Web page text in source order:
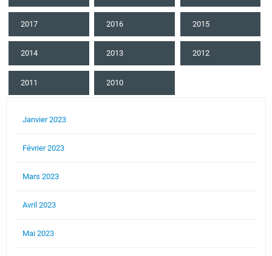
2017 2016 2015
2014 2013 2012
2011 2010
Janvier 2023
Février 2023
Mars 2023
Avril 2023
Mai 2023